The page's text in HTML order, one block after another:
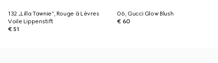
132 „Lilla Tawnie“, Rouge à Lèvres
Voile Lippenstift
€ 51
06, Gucci Glow Blush
€ 60